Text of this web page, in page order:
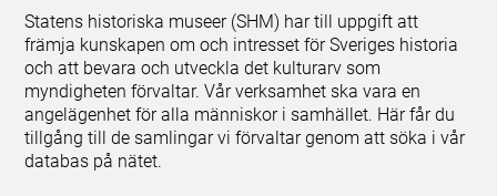
Statens historiska museer (SHM) har till uppgift att
främja kunskapen om och intresset för Sveriges historia
och att bevara och utveckla det kulturarv som
myndigheten förvaltar. Vår verksamhet ska vara en
angelägenhet för alla människor i samhället. Här får du
tillgång till de samlingar vi förvaltar genom att söka i vår
databas på nätet.